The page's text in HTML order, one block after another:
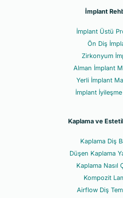
İmplant
İmplant Üstü
Ön Diş
Zirkonyum
Alman İmplant
Yerli İmplant
İmplant İyileşme
Kaplama ve
Kaplama Diş
Düşen Kaplama
Kaplama Nasıl
Kompozit
Airflow Diş